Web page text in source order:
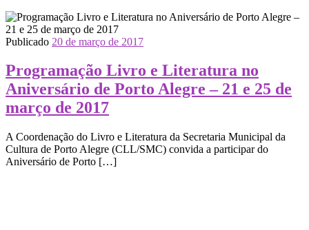
Publicado 20 de março de 2017
Programação Livro e Literatura no
Aniversário de Porto Alegre – 21 e 25 de
março de 2017
A Coordenação do Livro e Literatura da Secretaria Municipal da
Cultura de Porto Alegre (CLL/SMC) convida a participar do
Aniversário de Porto […]